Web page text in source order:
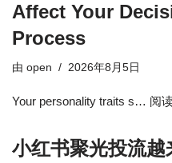
Affect Your
Process
由 open 2026年8月5日
Your personality traits s… 阅
小红书聚光投流